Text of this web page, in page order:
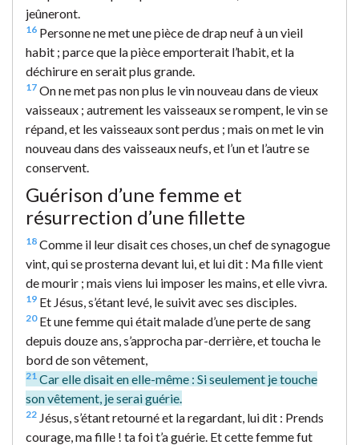
jeûneront.
16 Personne ne met une pièce de drap neuf à un vieil
habit ; parce que la pièce emporterait l’habit, et la
déchirure en serait plus grande.
17 On ne met pas non plus le vin nouveau dans de vieux
vaisseaux ; autrement les vaisseaux se rompent, le vin se
répand, et les vaisseaux sont perdus ; mais on met le vin
nouveau dans des vaisseaux neufs, et l’un et l’autre se
conservent.
Guérison d’une femme et
résurrection d’une fillette
18 Comme il leur disait ces choses, un chef de synagogue
vint, qui se prosterna devant lui, et lui dit : Ma fille vient
de mourir ; mais viens lui imposer les mains, et elle vivra.
19 Et Jésus, s’étant levé, le suivit avec ses disciples.
20Et une femme qui était malade d’une perte de sang
depuis douze ans, s’approcha par-derrière, et toucha le
bord de son vêtement,
21 Car elle disait en elle-même : Si seulement je touche
son vêtement, je serai guérie.
22 Jésus, s’étant retourné et la regardant, lui dit : Prends
courage, ma fille ! ta foi t’a guérie. Et cette femme fut